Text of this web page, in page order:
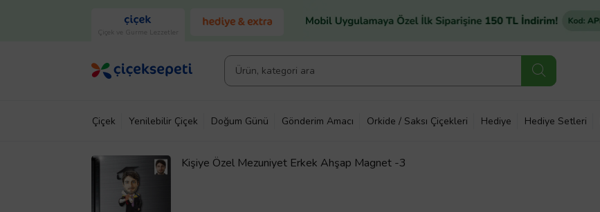
Çiçek ve Gurme Lezzetler
Çiçek Yenilebilir Çiçek Doğum Günü Gönderim Amacı Orkide / Saksı Çiçekleri Hediye Hediye Setleri
Kişiye Özel Mezuniyet Erkek Ahşap Magnet -3